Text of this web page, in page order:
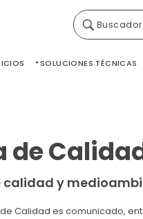
Buscador
SOLUCIONES TÉCNICAS
de
y
Calidad es comunicado,